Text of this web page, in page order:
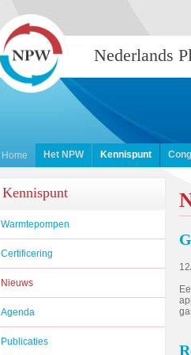
Nederlands
Home Het NPW Kennispunt
Kennispunt
Warmtepompen
Certificering
Nieuws
Agenda
Publicaties